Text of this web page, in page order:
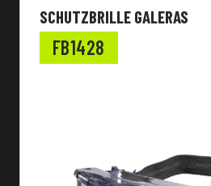
SCHUTZBRILLE GALERAS
FB1428